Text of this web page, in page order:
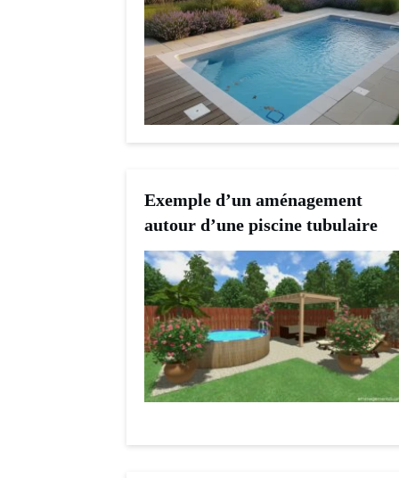
Exemple d’un aménagement
autour d’une piscine tubulaire